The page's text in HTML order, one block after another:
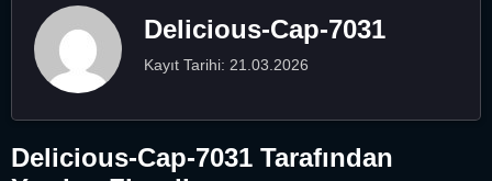
Delicious-Cap-7031
Kayıt Tarihi: 21.03.2026
Delicious-Cap-7031 Tarafından